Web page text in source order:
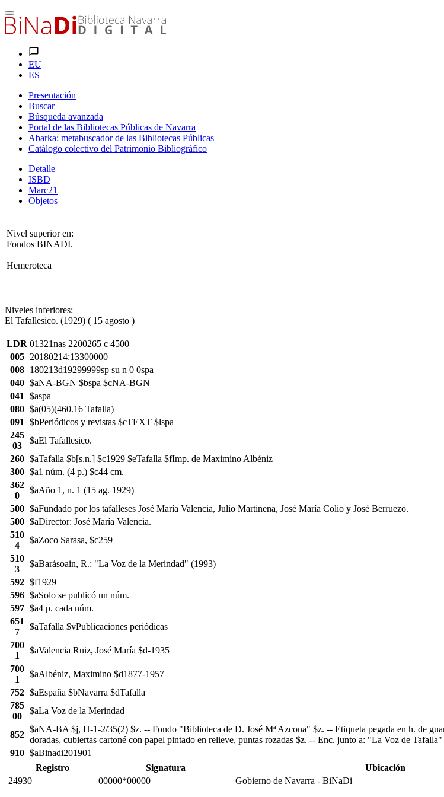
EU
ES
Presentación
Buscar
Búsqueda avanzada
Portal de las Bibliotecas Públicas de Navarra
Abarka: metabuscador de las Bibliotecas Públicas
Catálogo colectivo del Patrimonio Bibliográfico
Detalle
ISBD
Marc21
Objetos
Nivel superior en:
Fondos BINADI.
Hemeroteca
Niveles inferiores:
El Tafallesico. (1929) ( 15 agosto )
LDR 01321nas 2200265 c 4500
005
20180214:13300000
008
180213d19299999sp su n 0 0spa
040 $aNA-BGN $bspa $cNA-BGN
041
$aspa
080 $a(05)(460.16 Tafalla)
091
$bPeriódicos y revistas $cTEXT $lspa
245
03
$aEl Tafallesico.
260 $aTafalla $b[s.n.] $c1929 $eTafalla $fImp. de Maximino Albéniz
300 $a1 núm. (4 p.) $c44 cm.
362
0
$aAño 1, n. 1 (15 ag. 1929)
500 $aFundado por los tafalleses José María Valencia, Julio Martinena, José María Colio y José Berruezo.
500 $aDirector: José María Valencia.
510
4
$aZoco Sarasa, $c259
510
3
$aBarásoain, R.: "La Voz de la Merindad" (1993)
592 $f1929
596 $aSolo se publicó un núm.
597 $a4 p. cada núm.
651
7
$aTafalla $vPublicaciones periódicas
700
1
$aValencia Ruiz, José María $d-1935
700
1
$aAlbéniz, Maximino $d1877-1957
752 $aEspaña $bNavarra $dTafalla
785
00
$aLa Voz de la Merindad
852
$aNA-BA $j, H-1-2/35(2) $z. -- Fondo "Biblioteca de D. José Mª Azcona" $z. -- Etiqueta pegada en h. de
doradas, cubiertas cartoné con papel pintado en relieve, puntas rozadas $z. -- Enc. junto a: "La Voz de
910 $aBinadi201901
Registro
Signatura Ubicación
24930
00000*00000 Gobierno de Navarra - BiNaDi